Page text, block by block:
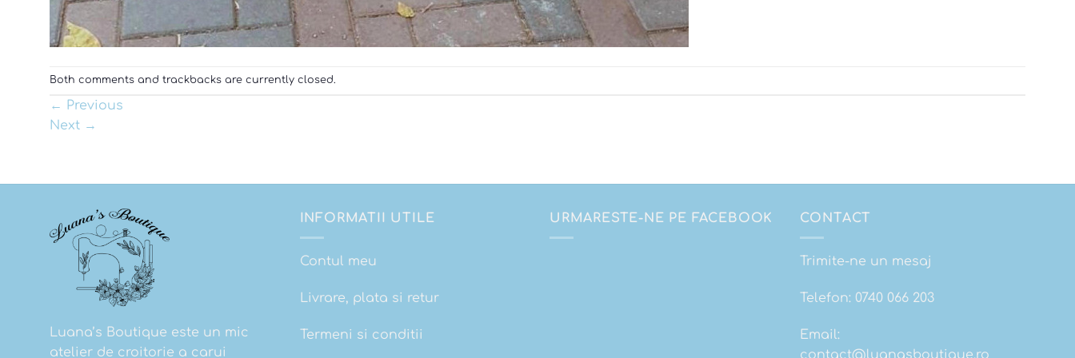
Both comments and trackbacks are currently closed.
← Previous
Next →
Luana’s Boutique este un mic
atelier de croitorie a carui
INFORMATII UTILE
Contul meu
Livrare, plata si retur
Termeni si conditii
URMARESTE-NE PE FACEBOOK CONTACT
Trimite-ne un mesaj
Telefon: 0740 066 203
Email:
contact@luanasboutique.ro